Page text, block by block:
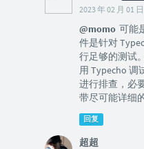
2023 年 02 月 01 日
@momo 可能
件是针对
行足够的测试
用 Typecho 调
进行排查，必
带尽可能详细
回复
超超